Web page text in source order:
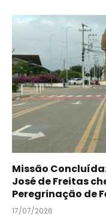
Missão
José de Freitas
Peregrinação de
17/07/2026